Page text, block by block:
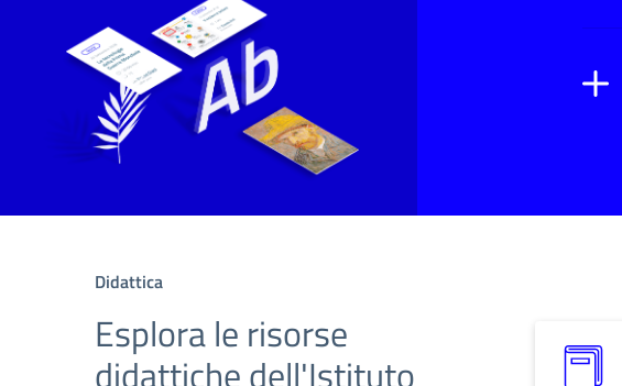
Didattica
Esplora le risorse
didattiche dell'Istituto